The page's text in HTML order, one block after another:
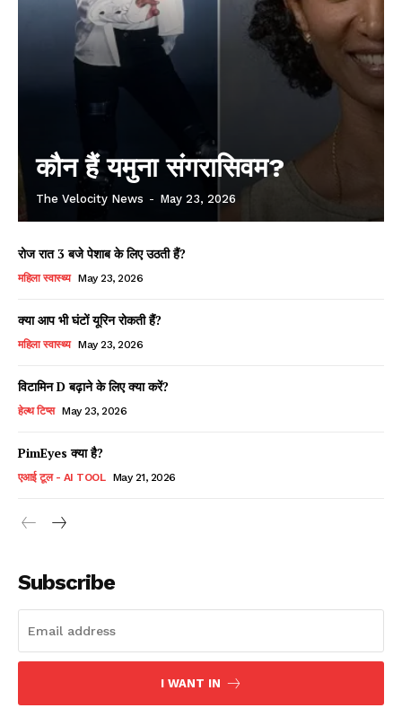
कौन हैं यमुना संगरासिवम?
The Velocity News - May 23, 2026
रोज रात 3 बजे पेशाब के लिए उठती हैं?
महिला स्वास्थ्य May 23, 2026
क्या आप भी घंटों यूरिन रोकती हैं?
महिला स्वास्थ्य May 23, 2026
विटामिन D बढ़ाने के लिए क्या करें?
हेल्थ टिप्स May 23, 2026
PimEyes क्या है?
एआई टूल - AI TOOL May 21, 2026
Subscribe
I WANT IN